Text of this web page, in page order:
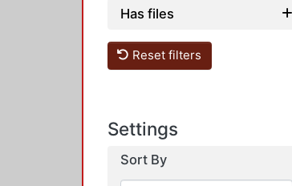
Has files
Reset filters
Settings
Sort By